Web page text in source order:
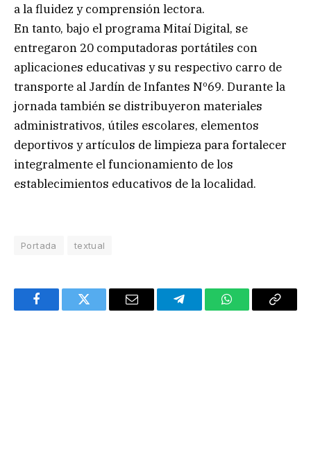
a la fluidez y comprensión lectora.
En tanto, bajo el programa Mitaí Digital, se
entregaron 20 computadoras portátiles con
aplicaciones educativas y su respectivo carro de
transporte al Jardín de Infantes Nº69. Durante la
jornada también se distribuyeron materiales
administrativos, útiles escolares, elementos
deportivos y artículos de limpieza para fortalecer
integralmente el funcionamiento de los
establecimientos educativos de la localidad.
Portada textual
FacebookTwitter Email TelegramWhatsAppCopy